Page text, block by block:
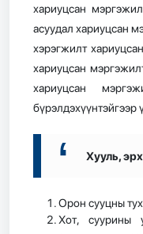
хариуцсан
асуудал хариуцсан
хэрэгжилт
хариуцсан
хариуцсан
бүрэлдэхүүнтэйгээр
Хууль,
Орон сууцны
Хот, суурины